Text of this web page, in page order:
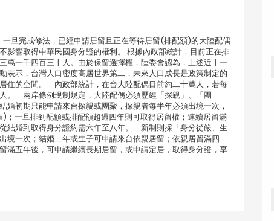
旦完成修法，已經申請居留且正在等待居留(排配額)的大陸配偶
響取得中華民國身分證的權利。 根據內政部統計，目前正在排
一千四百三十人。由於保留選擇權，陸委會認為，上述近十一
示，台灣人口密度高居世界第二，未來人口成長是政策制定的
住的空間。 內政部統計，在台大陸配偶目前約二十萬人，若每
。 兩岸條例現制規定，大陸配偶必須歷經「探親」、「團
初期只能申請來台探親或團聚，探親者每半年必須出境一次，
一旦排到配額或排配額超過四年則可取得居留權；連續居留滿
結婚到取得身分證約需六年至八年。 新制則採「身分從嚴、生
一次；結婚二年或生子可申請來台依親居留；依親居留滿四
滿五年後，可申請繼續長期居留，或申請定居，取得身分證，享